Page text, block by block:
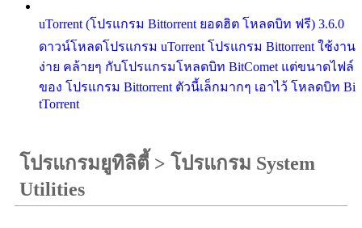
uTorrent (โปรแกรม Bittorrent ยอดฮิต โหลดบิท ฟรี) 3.6.0
ดาวน์โหลดโปรแกรม uTorrent โปรแกรม Bittorrent ใช้งาน
ง่าย คล้ายๆ กับโปรแกรมโหลดบิท BitComet แต่ขนาดไฟล์
ของ โปรแกรม Bittorrent ตัวนี้เล็กมากๆ เอาไว้ โหลดบิท Bi
tTorrent
โปรแกรมยูทิลิตี้ > โปรแกรม System
Utilities